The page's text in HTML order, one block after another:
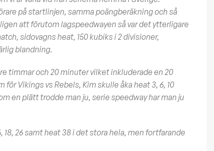
på startlinjen, samma poängberäkning och så
att förutom lagspeedwayen så var det ytterligare
sidovagns heat, 150 kubiks i 2 divisioner,
blandning.
timmar och 20 minuter vilket inkluderade en 20
Vikings vs Rebels, Kim skulle åka heat 3, 6, 10
en plätt trodde man ju, serie speedway har man ju
26 samt heat 38 i det stora hela, men fortfarande